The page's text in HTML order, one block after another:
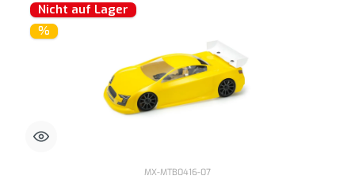
Nicht auf Lager
%
MX-MTB0416-07